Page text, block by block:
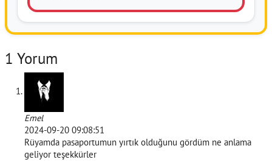
1 Yorum
Emel
2024-09-20 09:08:51
Rüyamda pasaportumun yırtık olduğunu gördüm ne anlama
geliyor teşekkürler